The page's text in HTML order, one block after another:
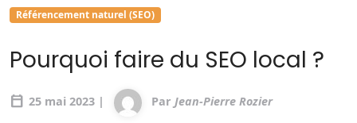
Référencement naturel (SEO)
Pourquoi faire du SEO local ?
calendar_today 25 mai 2023 | Par Jean-Pierre Rozier